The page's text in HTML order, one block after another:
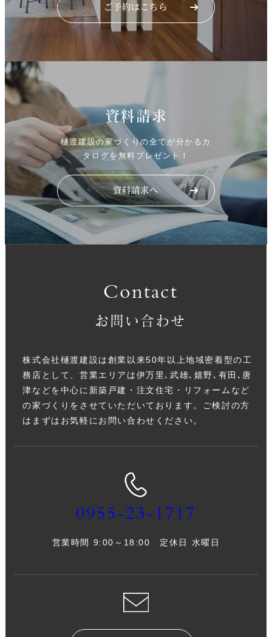
資料請求
樋渡建設の家づくりの全てが分かるカ
タログを無料プレゼント！
Contact
お問い合わせ
株式会社樋渡建設は創業以来50年以上地域密着型の工
務店として、営業エリアは伊万里､武雄､嬉野､有田､唐
津などを中心に新築戸建・注文住宅・リフォームなど
の家づくりをさせていただいております。ご検討の方
はまずはお気軽にお問い合わせください。
0955-23-1717
営業時間 9:00～18:00 定休日 水曜日